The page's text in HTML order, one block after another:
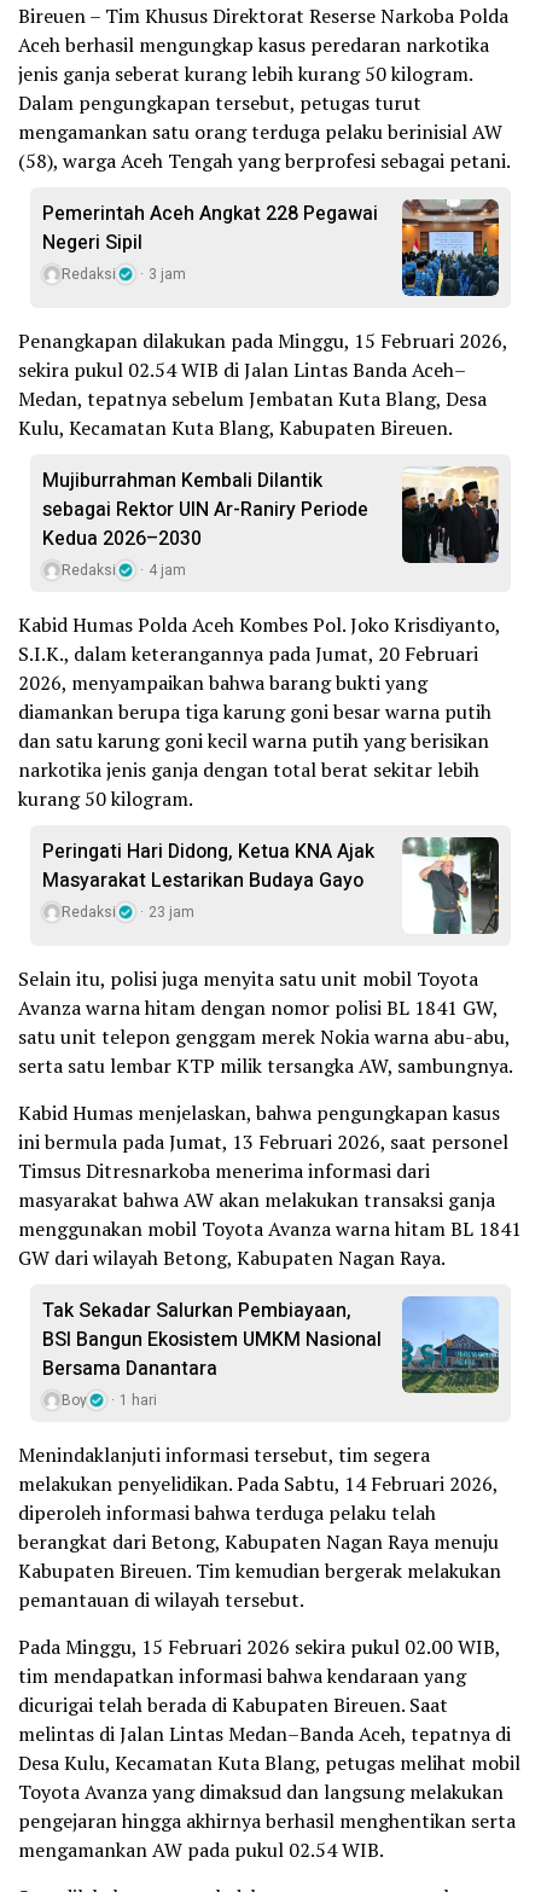
Bireuen – Tim Khusus Direktorat Reserse Narkoba Polda
Aceh berhasil mengungkap kasus peredaran narkotika
jenis ganja seberat kurang lebih kurang 50 kilogram.
Dalam pengungkapan tersebut, petugas turut
mengamankan satu orang terduga pelaku berinisial AW
(58), warga Aceh Tengah yang berprofesi sebagai petani.
Pemerintah Aceh Angkat 228 Pegawai
Negeri Sipil
Redaksi 3 jam
Penangkapan dilakukan pada Minggu, 15 Februari 2026,
sekira pukul 02.54 WIB di Jalan Lintas Banda Aceh–
Medan, tepatnya sebelum Jembatan Kuta Blang, Desa
Kulu, Kecamatan Kuta Blang, Kabupaten Bireuen.
Mujiburrahman Kembali Dilantik
sebagai Rektor UIN Ar-Raniry Periode
Kedua 2026–2030
Redaksi 4 jam
Kabid Humas Polda Aceh Kombes Pol. Joko Krisdiyanto,
S.I.K., dalam keterangannya pada Jumat, 20 Februari
2026, menyampaikan bahwa barang bukti yang
diamankan berupa tiga karung goni besar warna putih
dan satu karung goni kecil warna putih yang berisikan
narkotika jenis ganja dengan total berat sekitar lebih
kurang 50 kilogram.
Peringati Hari Didong, Ketua KNA Ajak
Masyarakat Lestarikan Budaya Gayo
Redaksi 23 jam
Selain itu, polisi juga menyita satu unit mobil Toyota
Avanza warna hitam dengan nomor polisi BL 1841 GW,
satu unit telepon genggam merek Nokia warna abu-abu,
serta satu lembar KTP milik tersangka AW, sambungnya.
Kabid Humas menjelaskan, bahwa pengungkapan kasus
ini bermula pada Jumat, 13 Februari 2026, saat personel
Timsus Ditresnarkoba menerima informasi dari
masyarakat bahwa AW akan melakukan transaksi ganja
menggunakan mobil Toyota Avanza warna hitam BL 1841
GW dari wilayah Betong, Kabupaten Nagan Raya.
Tak Sekadar Salurkan Pembiayaan,
BSI Bangun Ekosistem UMKM Nasional
Bersama Danantara
Boy 1 hari
Menindaklanjuti informasi tersebut, tim segera
melakukan penyelidikan. Pada Sabtu, 14 Februari 2026,
diperoleh informasi bahwa terduga pelaku telah
berangkat dari Betong, Kabupaten Nagan Raya menuju
Kabupaten Bireuen. Tim kemudian bergerak melakukan
pemantauan di wilayah tersebut.
Pada Minggu, 15 Februari 2026 sekira pukul 02.00 WIB,
tim mendapatkan informasi bahwa kendaraan yang
dicurigai telah berada di Kabupaten Bireuen. Saat
melintas di Jalan Lintas Medan–Banda Aceh, tepatnya di
Desa Kulu, Kecamatan Kuta Blang, petugas melihat mobil
Toyota Avanza yang dimaksud dan langsung melakukan
pengejaran hingga akhirnya berhasil menghentikan serta
mengamankan AW pada pukul 02.54 WIB.